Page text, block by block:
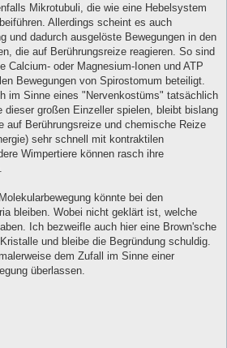
Mikrotubuli, die wie eine Hebelsystem
Allerdings scheint es auch
und dadurch ausgelöste Bewegungen in den
die auf Berührungsreize reagieren. So sind
Calcium- oder Magnesium-Ionen und ATP
Bewegungen von Spirostomum beteiligt.
im Sinne eines "Nervenkostüms" tatsächlich
dieser großen Einzeller spielen, bleibt bislang
auf Berührungsreize und chemische Reize
sehr schnell mit kontraktilen
Wimpertiere können rasch ihre
könnte bei den
bleiben. Wobei nicht geklärt ist, welche
Ich bezweifle auch hier eine Brown'sche
und bleibe die Begründung schuldig.
dem Zufall im Sinne einer
überlassen.